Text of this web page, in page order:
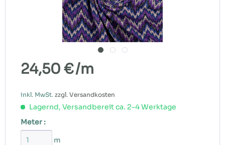
24,50 €/m
inkl. MwSt. zzgl. Versandkosten
Lagernd, Versandbereit ca. 2-4 Werktage
Meter :
m